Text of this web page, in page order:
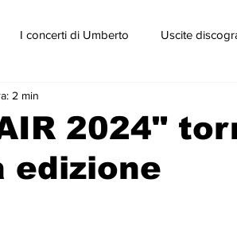
I concerti di Umberto Uscite
2024"
edizione
2 min